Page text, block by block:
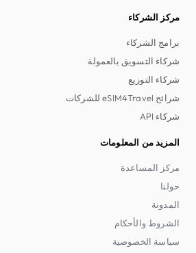
مركز الشركاء
برامج الشركاء
شركاء التسويق بالعمولة
شركاء التوزيع
شرائح eSIM4Travel للشركات
شركاء API
المزيد من المعلومات
مركز المساعدة
حولنا
المدونة
الشروط والأحكام
سياسة الخصوصية